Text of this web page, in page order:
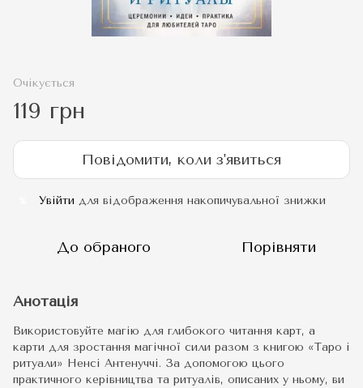
Очікується
119 грн
Повідомити, коли з'явиться
Увійти для відображення накопичувальної знижки
До обраного Порівняти
Анотація
Використовуйте магію для глибокого читання карт, а
карти для зростання магічної сили разом з книгою «Таро і
ритуали» Ненсі Антенуччі. За допомогою цього
практичного керівництва та ритуалів, описаних у ньому, ви